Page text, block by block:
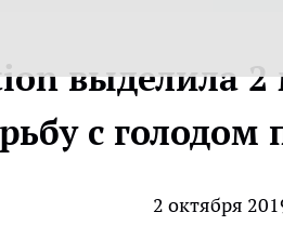
выделила 2
с голодом
2 октября